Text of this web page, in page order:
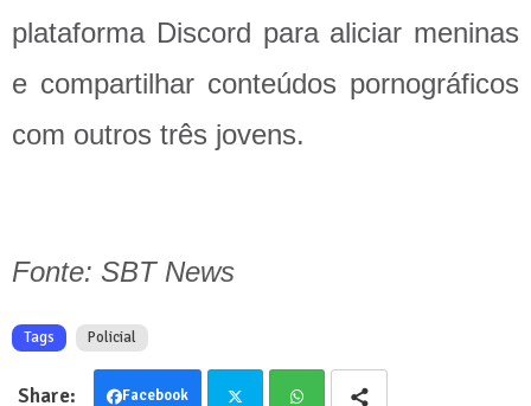
plataforma Discord para aliciar meninas
e compartilhar conteúdos pornográficos
com outros três jovens.
Fonte: SBT News
Tags Policial
Facebook